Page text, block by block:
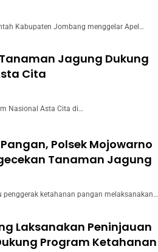
Kabupaten Jombang menggelar Apel…
Jagung Dukung
Cita
Nasional Asta Cita di…
Polsek Mojowarno
Tanaman Jagung
penggerak ketahanan pangan melaksanakan…
Laksanakan Peninjauan
Program Ketahanan